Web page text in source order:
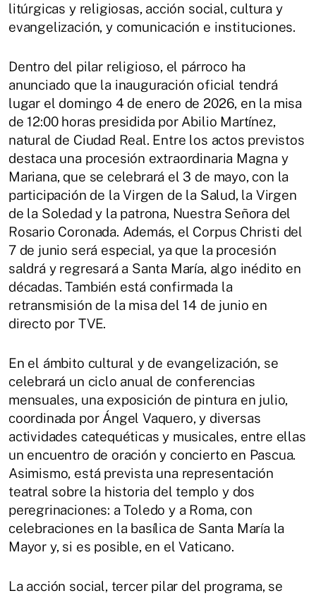
litúrgicas y religiosas, acción social, cultura y
evangelización, y comunicación e instituciones.
Dentro del pilar religioso, el párroco ha
anunciado que la inauguración oficial tendrá
lugar el domingo 4 de enero de 2026, en la misa
de 12:00 horas presidida por Abilio Martínez,
natural de Ciudad Real. Entre los actos previstos
destaca una procesión extraordinaria Magna y
Mariana, que se celebrará el 3 de mayo, con la
participación de la Virgen de la Salud, la Virgen
de la Soledad y la patrona, Nuestra Señora del
Rosario Coronada. Además, el Corpus Christi del
7 de junio será especial, ya que la procesión
saldrá y regresará a Santa María, algo inédito en
décadas. También está confirmada la
retransmisión de la misa del 14 de junio en
directo por TVE.
En el ámbito cultural y de evangelización, se
celebrará un ciclo anual de conferencias
mensuales, una exposición de pintura en julio,
coordinada por Ángel Vaquero, y diversas
actividades catequéticas y musicales, entre ellas
un encuentro de oración y concierto en Pascua.
Asimismo, está prevista una representación
teatral sobre la historia del templo y dos
peregrinaciones: a Toledo y a Roma, con
celebraciones en la basílica de Santa María la
Mayor y, si es posible, en el Vaticano.
La acción social, tercer pilar del programa, se